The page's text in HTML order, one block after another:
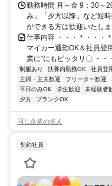
勤務時間 月～金 9：30～
み」「夕方以降」など短
ができる方は歓迎いたしま
仕事内容 ・・・＊・・・
マイカー通勤OK＆社員登
業に”にもピッタリ〇 ・
制服あり 扶養内勤務OK 社員登
主婦・主夫歓迎
フリーター歓迎
平日のみOK
学生歓迎 未経験者
夕方
ブランクOK
同じ企業の求人
契約社員